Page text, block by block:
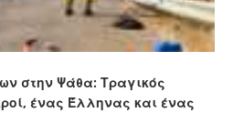
στην Ψάθα: Τραγικός
ένας Έλληνας και ένας